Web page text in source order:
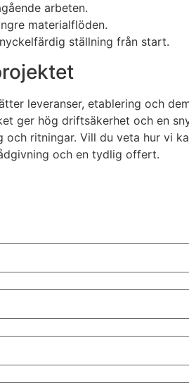
arbeten.
materialflöden.
ställning från start.
leveranser, etablering och
ger hög driftsäkerhet och en
ritningar. Vill du veta hur vi
och en tydlig offert.